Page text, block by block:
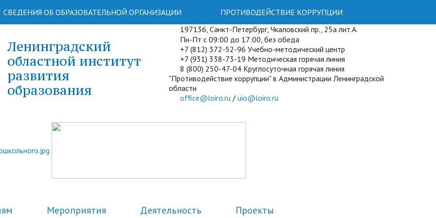
ПРОТИВОДЕЙСТВИЕ КОРРУПЦИИ
СВЕДЕНИЯ ОБ ОБРАЗОВАТЕЛЬНОЙ ОРГАНИЗАЦИИ
Ленинградский
областной институт
развития
образования
197136, Санкт-Петербург, Чкаловский пр., 25а лит.А.
Пн-Пт с 09:00 до 17:00, без обеда
+7 (812) 372-52-96 Учебно-методический центр
+7 (931) 338-73-19 Методическая горячая линия
8 (800) 250-47-04 Круглосуточная горячая линия
"Противодействие коррупции" в Администрации Ленинградской
области
office@loiro.ru /uio@loiro.ru
Мероприятия Деятельность Проекты